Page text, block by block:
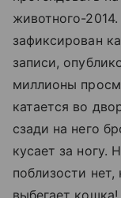
животного-
зафиксирован
записи,
миллионы
катается во
сзади на него
кусает за ногу.
поблизости
выбегает